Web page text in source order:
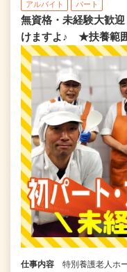
アルバイト パート
無資格・未経験大歓
けますよ♪ ★扶養範
仕事内容
特別養護老人ホ